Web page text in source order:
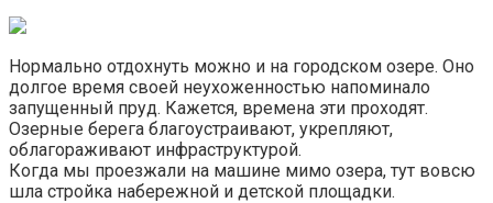
Нормально отдохнуть можно и на городском озере. Оно
долгое время своей неухоженностью напоминало
запущенный пруд. Кажется, времена эти проходят.
Озерные берега благоустраивают, укрепляют,
облагораживают инфраструктурой.
Когда мы проезжали на машине мимо озера, тут вовсю
шла стройка набережной и детской площадки.